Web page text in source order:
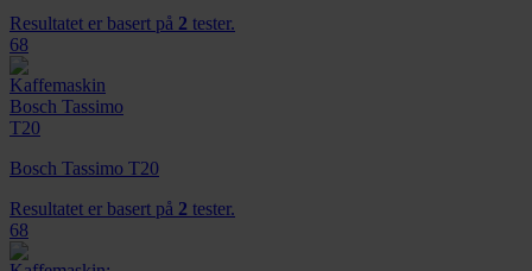
Resultatet er basert på 2 tester.
68
Bosch Tassimo T20
Resultatet er basert på 2 tester.
68